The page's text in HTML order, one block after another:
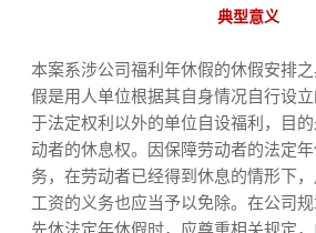
典型意义
本案系涉公司福利年休假的休假安排
假是用人单位根据其自身情况自行设
于法定权利以外的单位自设福利，目
动者的休息权。因保障劳动者的法定
务，在劳动者已经得到休息的情形下
工资的义务也应当予以免除。在公司